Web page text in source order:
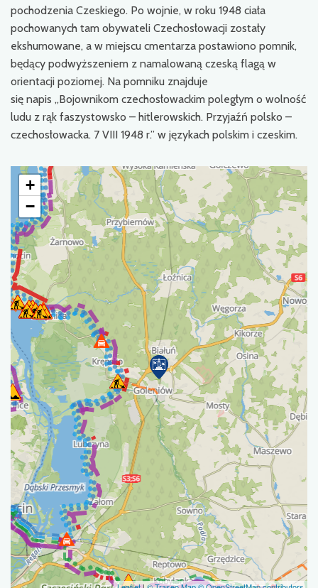
pochodzenia Czeskiego. Po wojnie, w roku 1948 ciała
pochowanych tam obywateli Czechosłowacji zostały
ekshumowane, a w miejscu cmentarza postawiono pomnik,
będący podwyższeniem z namalowaną czeską flagą w
orientacji poziomej. Na pomniku znajduje
się napis „Bojownikom czechosłowackim poległym o wolność
ludu z rąk faszystowsko – hitlerowskich. Przyjaźń polsko –
czechosłowacka. 7 VIII 1948 r.” w językach polskim i czeskim.
+
−